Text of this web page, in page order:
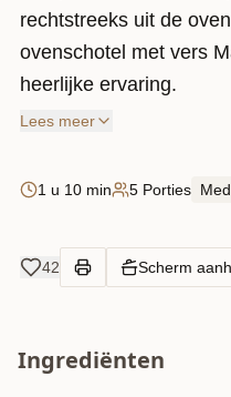
rechtstreeks uit de
ovenschotel met vers
heerlijke ervaring.
Lees meer
1 u 10 min 5 Porties
42 Scherm
Ingrediënten